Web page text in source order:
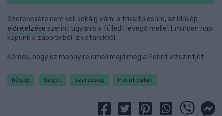
Szerencsére nem kell sokáig várni a frissítő esőre, az Időkép
előrejelzése szerint ugyanis a fülledt levegő mellett minden nap
kapunk a záporokból, zivatarokból.
Kérdés, hogy ez mennyire emeli majd meg a Perint vízszintjét.
hőség Sziget szárazság Perint patak